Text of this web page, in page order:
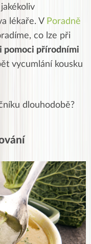
lékaře. V Poradně
co lze při
pomoci přírodními
vycumlání kousku
dlouhodobě?